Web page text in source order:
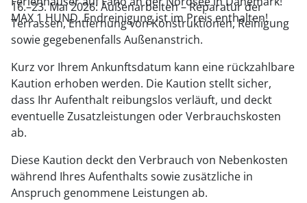
MAX 1 HUND. Endreinigung ist im Preis enthalten!
16.–23. Mai 2026: Außenarbeiten – Reparatur der
Terrassen, Entfernung von Konstruktionen, Reinigung
sowie gegebenenfalls Außenanstrich.
Kurz vor Ihrem Ankunftsdatum kann eine rückzahlbare
Kaution erhoben werden. Die Kaution stellt sicher,
dass Ihr Aufenthalt reibungslos verläuft, und deckt
eventuelle Zusatzleistungen oder Verbrauchskosten
ab.
Diese Kaution deckt den Verbrauch von Nebenkosten
während Ihres Aufenthalts sowie zusätzliche in
Anspruch genommene Leistungen ab.